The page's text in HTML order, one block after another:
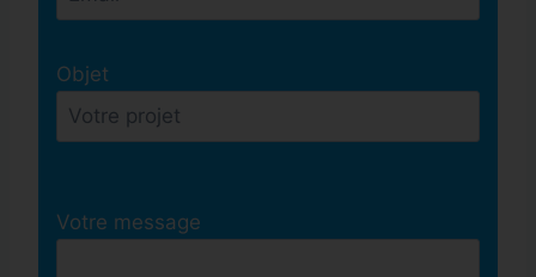
Objet
Votre message